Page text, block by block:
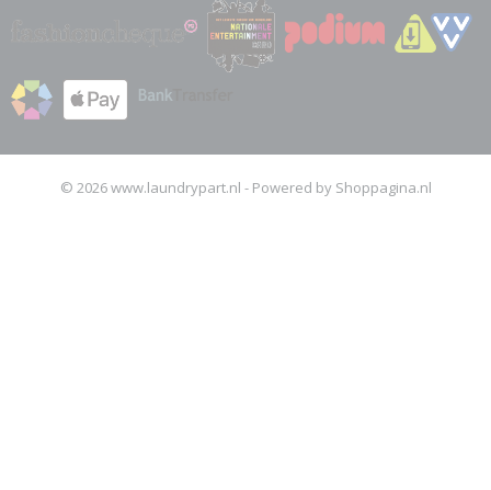
© 2026 www.laundrypart.nl - Powered by Shoppagina.nl